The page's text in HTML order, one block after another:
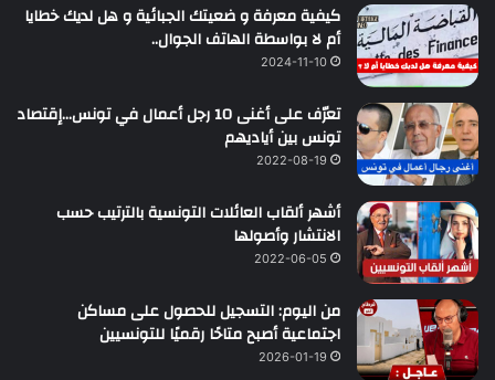
كيفية معرفة و ضعيتك الجبائية و هل لديك خطايا
أم لا بواسطة الهاتف الجوال..
2024-11-10
تعرّف على أغنى 10 رجل أعمال في تونس…إقتصاد
تونس بين أياديهم
2022-08-19
أشهر ألقاب العائلات التونسية بالترتيب حسب
الانتشار وأصولها
2022-06-05
من اليوم: التسجيل للحصول على مساكن
اجتماعية أصبح متاحًا رقميًا للتونسيين
2026-01-19